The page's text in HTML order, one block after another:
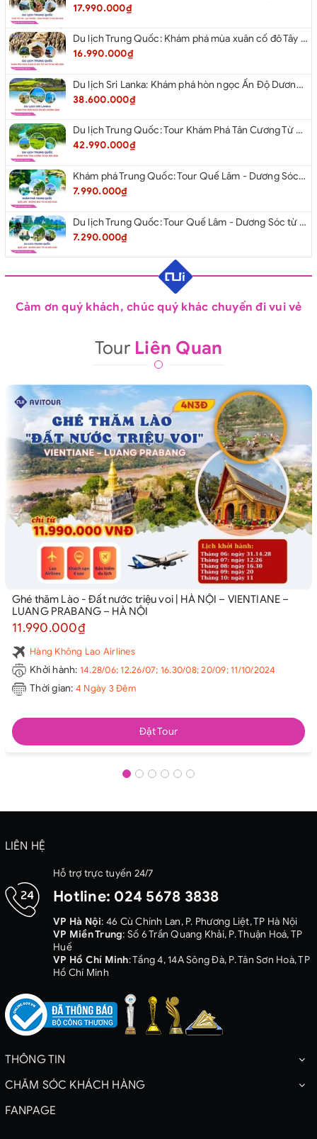
17.990.000₫
Du lịch Trung Quốc: Khám phá mùa xuân cố đô Tây An từ Hà Nội 2026
16.990.000₫
Du lịch Sri Lanka: Khám phá hòn ngọc Ấn Độ Dương 2026
38.600.000₫
Du lịch Trung Quốc: Tour Khám Phá Tân Cương Từ Hà Nội 2026
42.990.000₫
Khám phá Trung Quốc: Tour Quế Lâm - Dương Sóc từ Hà Nội 2026
7.990.000₫
Du lịch Trung Quốc: Tour Quế Lâm - Dương Sóc từ Hà Nội 2026
7.290.000₫
Cảm ơn quý khách, chúc quý khác chuyến đi vui vẻ
Tour Liên Quan
Ghé thăm Lào - Đất nước triệu voi | HÀ NỘI – VIENTIANE –
LUANG PRABANG – HÀ NỘI
11.990.000₫
Hàng Không Lao Airlines
Khởi hành: 14.28/06; 12.26/07; 16.30/08; 20/09; 11/10/2024
Thời gian: 4 Ngày 3 Đêm
Đặt Tour
LIÊN HỆ
Hỗ trợ trực tuyến 24/7
Hotline: 024 5678 3838
VP Hà Nội: 46 Cù Chính Lan, P. Phương Liệt, TP Hà Nội
VP Miền Trung: Số 6 Trần Quang Khải, P. Thuận Hoá, TP
Huế
VP Hồ Chí Minh: Tầng 4, 14A Sông Đà, P. Tân Sơn Hoà, TP
Hồ Chí Minh
THÔNG TIN
CHĂM SÓC KHÁCH HÀNG
FANPAGE